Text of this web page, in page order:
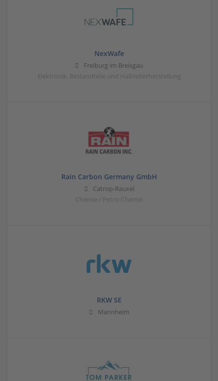
NexWafe
Freiburg im Breisgau
Elektronik, Bestandteile und Halbleiterherstellung
Rain Carbon Germany GmbH
Catrop-Rauxel
Chemie / Petro-Chemie
RKW SE
Mannheim